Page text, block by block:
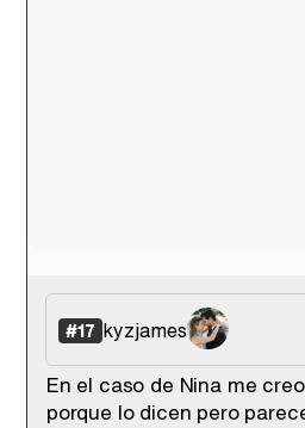
#17 kyzjames
En el caso de Nina me
porque lo dicen pero